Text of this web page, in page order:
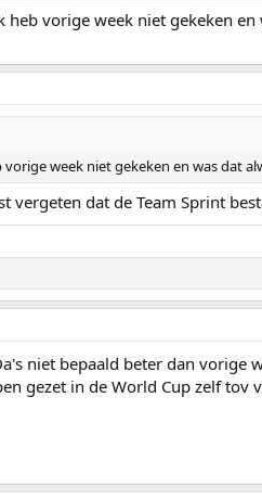
vorige week niet gekeken
week niet gekeken en was dat
vergeten dat de Team Sprint
niet bepaald beter dan vorige
gezet in de World Cup zelf tov